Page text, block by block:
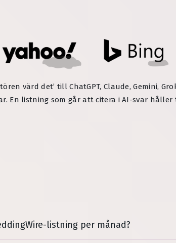
värd det’ till ChatGPT, Claude, Gemini,
En listning som går att citera i AI-svar
listning per månad?